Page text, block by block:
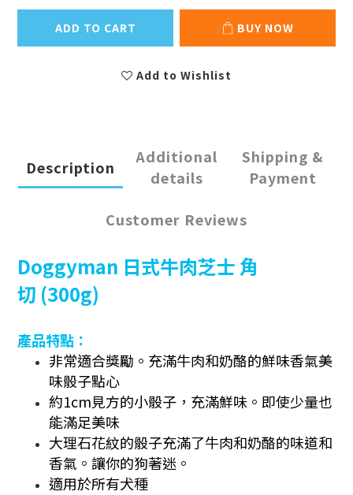
ADD TO CART BUY NOW
Add to Wishlist
Description
Additional
details
Shipping &
Payment
Customer Reviews
Doggyman 日式牛肉芝士 角
切 (300g)
產品特點：
非常適合獎勵。充滿牛肉和奶酪的鮮味香氣美
味骰子點心
約1cm見方的小骰子，充滿鮮味。即使少量也
能滿足美味
大理石花紋的骰子充滿了牛肉和奶酪的味道和
香氣。讓你的狗著迷。
適用於所有犬種